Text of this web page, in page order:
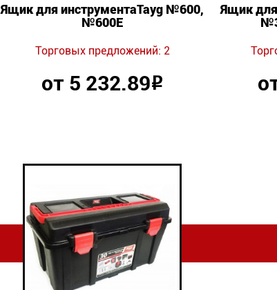
Ящик для инструментаTayg №600,
№600Е
Торговых предложений: 2
от 5 232.89Р
Ящик